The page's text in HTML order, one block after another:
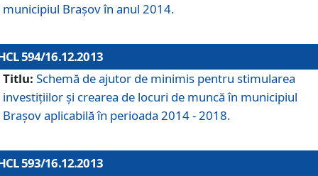
municipiul Braşov în anul 2014.
594/16.12.2013
Titlu: Schemă de ajutor de minimis pentru stimularea
investiţiilor şi crearea de locuri de muncă în municipiul
Braşov aplicabilă în perioada 2014 - 2018.
593/16.12.2013